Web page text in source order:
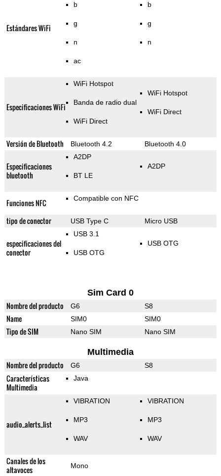
Estándares WiFi
b
g
n
ac
b
g
n
Especificaciones WiFi
WiFi Hotspot
Banda de radio dual
WiFi Direct
WiFi Hotspot
WiFi Direct
Versión de Bluetooth Bluetooth 4.2 Bluetooth 4.0
Especificaciones
bluetooth
A2DP
BT LE
A2DP
Funciones NFC Compatible con NFC
tipo de conector USB Type C Micro USB
especificaciones del
conector
USB 3.1
USB OTG
USB OTG
Sim Card 0
Nombre del producto G6 S8
Name SIM0 SIM0
Tipo de SIM Nano SIM Nano SIM
Multimedia
Nombre del producto G6 S8
Características
Multimedia
Java
audio_alerts_list
VIBRATION
MP3
WAV
VIBRATION
MP3
WAV
Canales de los
altavoces
Mono